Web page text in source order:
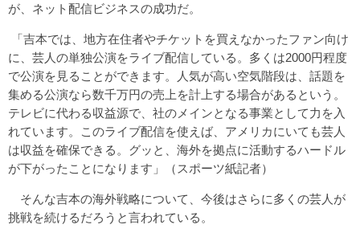
が、ネット配信ビジネスの成功だ。
「吉本では、地方在住者やチケットを買えなかったファン向け
に、芸人の単独公演をライブ配信している。多くは2000円程度
で公演を見ることができます。人気が高い空気階段は、話題を
集める公演なら数千万円の売上を計上する場合があるという。
テレビに代わる収益源で、社のメインとなる事業として力を入
れています。このライブ配信を使えば、アメリカにいても芸人
は収益を確保できる。グッと、海外を拠点に活動するハードル
が下がったことになります」（スポーツ紙記者）
そんな吉本の海外戦略について、今後はさらに多くの芸人が
挑戦を続けるだろうと言われている。